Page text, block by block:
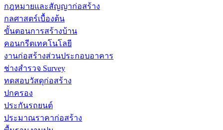
กฎหมายและสัญญาก่อสร้าง
กลศาสตร์เบื้องต้น
ขั้นตอนการสร้างบ้าน
คอนกรีตเทคโนโลยี
งานก่อสร้างส่วนประกอบอาคาร
ช่างสำรวจ Survey
ทดสอบวัสดุก่อสร้าง
ปกครอง
ประกันรถยนต์
ประมาณราคาก่อสร้าง